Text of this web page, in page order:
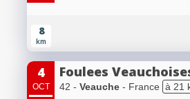
8
km
4
OCT
Foulees
42 - Veauche - France à 21